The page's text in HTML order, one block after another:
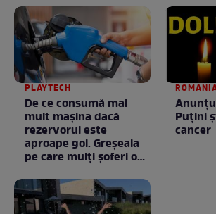
PLAYTECH
De ce consumă mai
mult mașina dacă
rezervorul este
aproape gol. Greșeala
pe care mulți șoferi o
Puţini
cancer